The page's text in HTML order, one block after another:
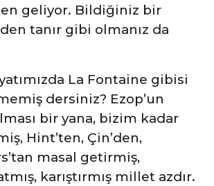
geliyor. Bildiğiniz bir
tanır gibi olmanız da
La Fontaine gibisi
dersiniz? Ezop’un
bir yana, bizim kadar
Hint’ten, Çin’den,
masal getirmiş,
karıştırmış millet azdır.